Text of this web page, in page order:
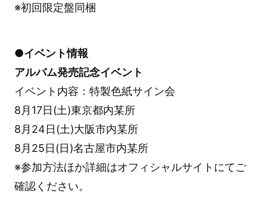
※初回限定盤同梱
●イベント情報
アルバム発売記念イベント
イベント内容：特製色紙サイン会
8月17日(土)東京都内某所
8月24日(土)大阪市内某所
8月25日(日)名古屋市内某所
※参加方法ほか詳細はオフィシャルサイトにてご
確認ください。